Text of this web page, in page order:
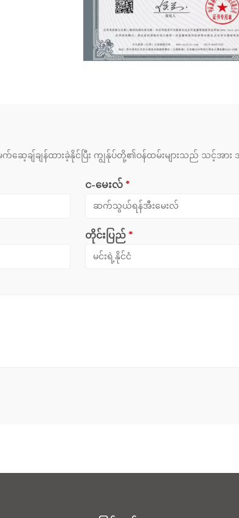
ျ်ချန်ထားခဲ့နိုင်ပြီး ကျွန်ုပ်တို့၏ဝန်ထမ်းများသည် သင့်အာ
င-မေးလ် *
တိုင်းပြည် *